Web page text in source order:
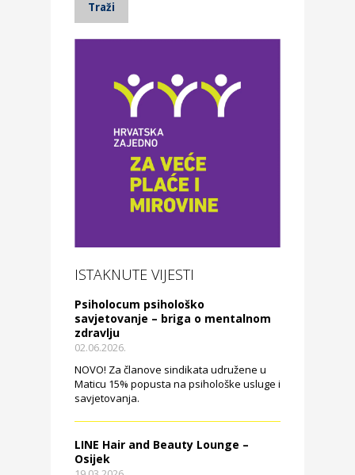
ISTAKNUTE VIJESTI
Psiholocum psihološko
savjetovanje – briga o mentalnom
zdravlju
02.06.2026.
NOVO! Za članove sindikata udružene u
Maticu 15% popusta na psihološke usluge i
savjetovanja.
LINE Hair and Beauty Lounge –
Osijek